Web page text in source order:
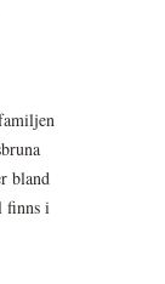
bland
finns i